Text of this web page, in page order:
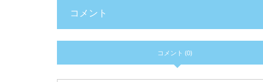
コメント
コメント (0)